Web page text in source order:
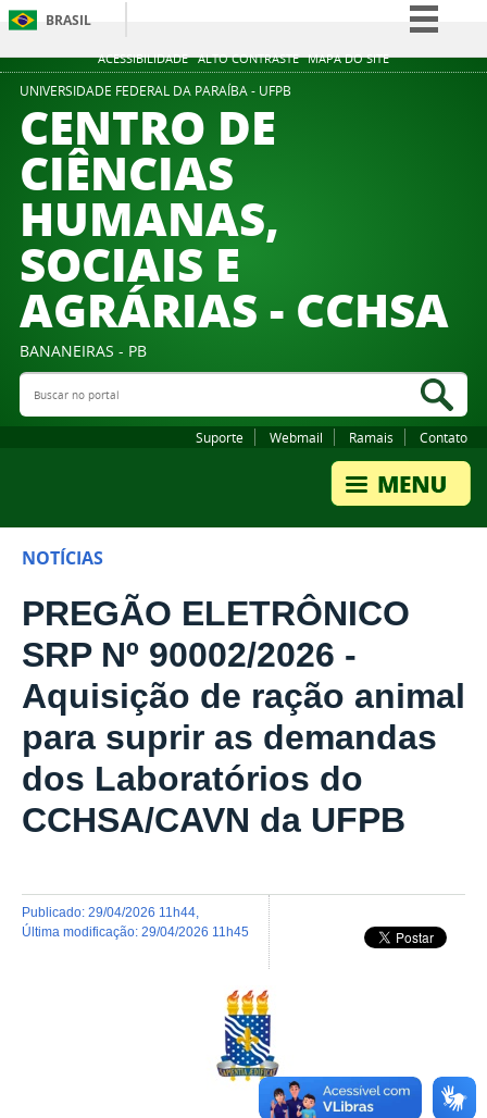
ACESSIBILIDADE ALTO CONTRASTE MAPA DO SITE
BRASIL
Simplifique!
UNIVERSIDADE FEDERAL DA PARAÍBA - UFPB
CENTRO DE
CIÊNCIAS
HUMANAS,
SOCIAIS E
AGRÁRIAS - CCHSA
BANANEIRAS - PB
Buscar no portal
Suporte Webmail Ramais Contato
NOTÍCIAS
PREGÃO ELETRÔNICO
SRP Nº 90002/2026 -
Aquisição de ração animal
para suprir as demandas
dos Laboratórios do
CCHSA/CAVN da UFPB
publicado: 29/04/2026 11h44
última modificação: 29/04/2026 11h45